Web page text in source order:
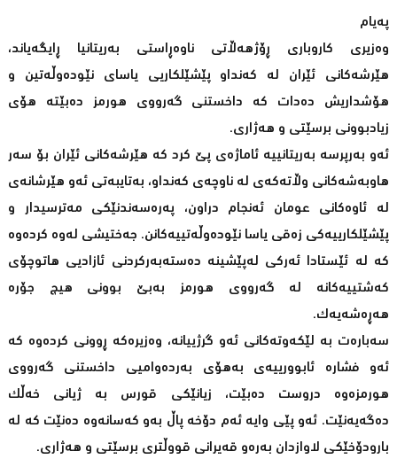
په‌یام
وەزیری کاروباری ڕۆژهەڵاتی ناوەڕاستی بەریتانیا ڕایگەیاند،
هێرشەکانی ئێران لە کەنداو پێشێلکاریی یاسای نێودەوڵەتین و
هۆشداریش دەدات کە داخستنی گەرووی هورمز دەبێتە هۆی
زیادبوونی برسێتی و هەژاری.
ئەو بەرپرسە بەریتانییە ئاماژەی پێ کرد کە هێرشەکانی ئێران بۆ سەر
هاوبەشەکانی وڵاتەکەی لە ناوچەی کەنداو، بەتایبەتی ئەو هێرشانەی
لە ئاوەکانی عومان ئەنجام دراون، پەرەسەندنێکی مەترسیدار و
پێشێلکارییەکی زەقی یاسا نێودەوڵەتییەکانن. جەختیشی لەوە کردەوە
کە لە ئێستادا ئەرکی لەپێشینە دەستەبەرکردنی ئازادیی هاتوچۆی
کەشتییەکانە لە گەرووی هورمز بەبێ بوونی هیچ جۆرە
هەڕەشەیەک.
سەبارەت بە لێکەوتەکانی ئەو گرژییانە، وەزیرەکە ڕوونی کردەوە کە
ئەو فشارە ئابوورییەی بەهۆی بەردەوامیی داخستنی گەرووی
هورمزەوە دروست دەبێت، زیانێکی قورس بە ژیانی خەڵک
دەگەیەنێت. ئەو پێی وایە ئەم دۆخە پاڵ بەو کەسانەوە دەنێت کە لە
بارودۆخێکی لاوازدان بەرەو قەیرانی قووڵتری برسێتی و هەژاری.